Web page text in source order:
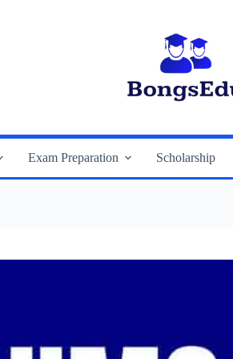
Exam Preparation Scholarship